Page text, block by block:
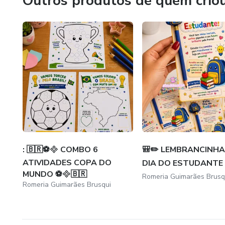
✔ Dicas práticas de aplicação em sala
✔ Conteúdos alinhados ao desenvolvimento infantil
⏳ Economize tempo no planejamento e ganhe mais
🎯 Cada material é pensado para facilitar sua rotina e
💖 Tudo desenvolvido com experiência real em sala de
✨ Mais praticidade para você. Mais desenvolvimento
: 🇧🇷⚽ COMBO 6
ATIVIDADES COPA DO
MUNDO ⚽🇧🇷
Romeria Guimarães Brusqui
🎒✏️
DIA DO ESTUDANTE
Romeria Guimarães